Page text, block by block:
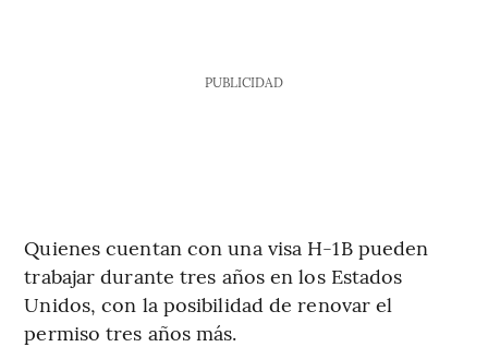
PUBLICIDAD
Quienes cuentan con una visa H-1B pueden
trabajar durante tres años en los Estados
Unidos, con la posibilidad de renovar el
permiso tres años más.